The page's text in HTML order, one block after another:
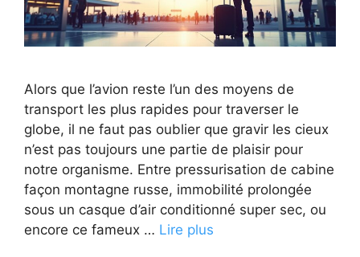
Alors que l’avion reste l’un des moyens de
transport les plus rapides pour traverser le
globe, il ne faut pas oublier que gravir les cieux
n’est pas toujours une partie de plaisir pour
notre organisme. Entre pressurisation de cabine
façon montagne russe, immobilité prolongée
sous un casque d’air conditionné super sec, ou
encore ce fameux … Lire plus